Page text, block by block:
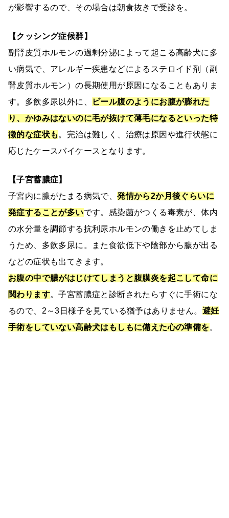
が影響するので、その場合は朝食抜きで受診を。
【クッシング症候群】
副腎皮質ホルモンの過剰分泌によって起こる高齢犬に多
い病気で、アレルギー疾患などによるステロイド剤（副
腎皮質ホルモン）の長期使用が原因になることもありま
す。多飲多尿以外に、
ビール腹のようにお腹が膨れた
り、かゆみはないのに毛が抜けて薄毛になるといった特
徴的な症状も 。完治は難しく、治療は原因や進行状態に
応じたケースバイケースとなります。
【子宮蓄膿症】
子宮内に膿がたまる病気で、発情から2か月後ぐらいに
発症することが多いです。感染菌がつくる毒素が、体内
の水分量を調節する抗利尿ホルモンの働きを止めてしま
うため、多飲多尿に。また食欲低下や陰部から膿が出る
などの症状も出てきます。
お腹の中で膿がはじけてしまうと腹膜炎を起こして命に
関わります。子宮蓄膿症と診断されたらすぐに手術にな
るので、2～3日様子を見ている猶予はありません。 避妊
手術をしていない高齢犬はもしもに備えた心の準備を。